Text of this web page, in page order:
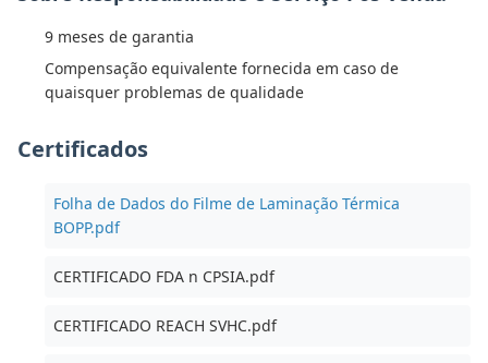
9 meses de garantia
Compensação equivalente fornecida em caso de
quaisquer problemas de qualidade
Certificados
Folha de Dados do Filme de Laminação Térmica
BOPP.pdf
CERTIFICADO FDA n CPSIA.pdf
CERTIFICADO REACH SVHC.pdf